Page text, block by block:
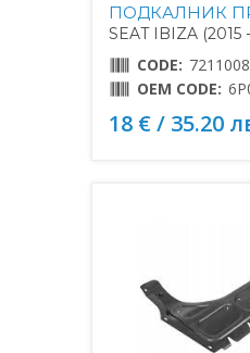
ПОДКАЛНИК
SEAT IBIZA (2015
CODE:
OEM CODE:
18 € / 35.20